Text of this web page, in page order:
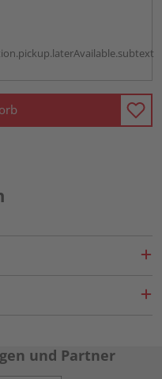
und Partner